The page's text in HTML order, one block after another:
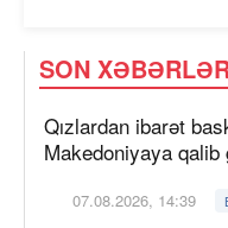
SON
Qızlardan ibarət
Makedoniyaya qalib
07.08.2026, 14:39